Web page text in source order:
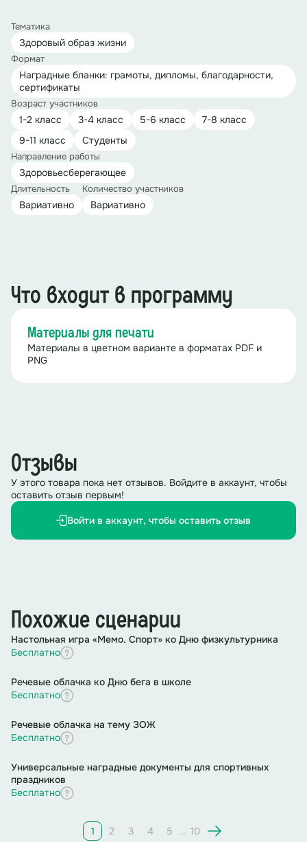
Тематика
Здоровый образ жизни
Формат
Наградные бланки: грамоты, дипломы, благодарности,
сертификаты
Возраст участников
1-2 класс 3-4 класс 5-6 класс
7-8 класс
9-11 класс
Студенты
Направление работы
Здоровьесберегающее
Длительность
Вариативно
Количество участников
Вариативно
Что входит в программу
Материалы для печати
Материалы в цветном варианте в форматах PDF и
PNG
Отзывы
У этого товара пока нет отзывов. Войдите в аккаунт, чтобы
оставить отзыв первым!
Войти в аккаунт, чтобы оставить отзыв
Похожие сценарии
Настольная игра «Мемо. Спорт» ко Дню физкультурника
Бесплатно
Речевые облачка ко Дню бега в школе
Бесплатно
Речевые облачка на тему ЗОЖ
Бесплатно
Универсальные наградные документы для спортивных
праздников
Бесплатно
1 2 3 4 5 … 10